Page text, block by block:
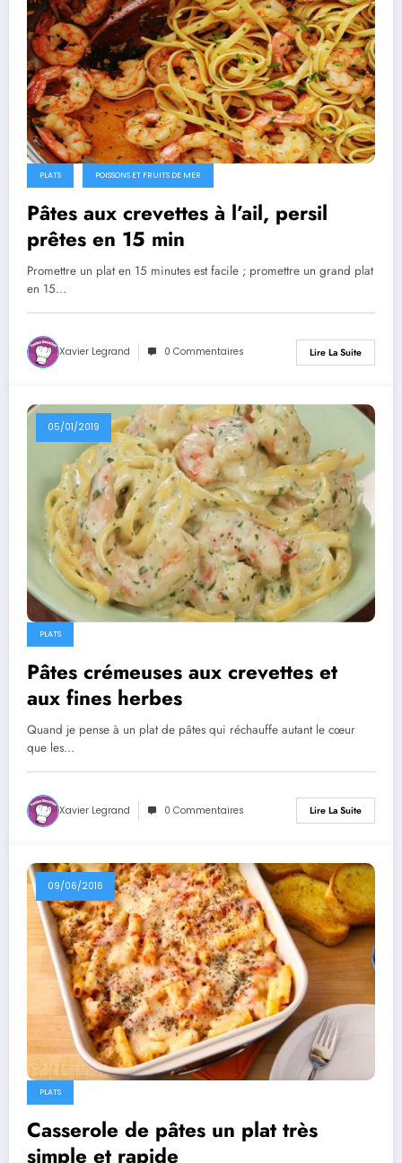
PLATS POISSONS ET FRUITS DE MER
Pâtes aux crevettes à l’ail, persil
prêtes en 15 min
Promettre un plat en 15 minutes est facile ; promettre un grand plat
en 15…
Xavier Legrand 0 Commentaires Lire La Suite
05/01/2019
PLATS
Pâtes crémeuses aux crevettes et
aux fines herbes
Quand je pense à un plat de pâtes qui réchauffe autant le cœur
que les…
Xavier Legrand 0 Commentaires Lire La Suite
09/06/2016
PLATS
Casserole de pâtes un plat très
simple et rapide